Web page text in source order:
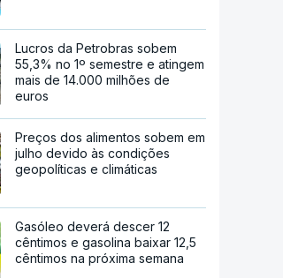
Lucros da Petrobras sobem
55,3% no 1º semestre e atingem
mais de 14.000 milhões de
euros
Preços dos alimentos sobem em
julho devido às condições
geopolíticas e climáticas
Gasóleo deverá descer 12
cêntimos e gasolina baixar 12,5
cêntimos na próxima semana